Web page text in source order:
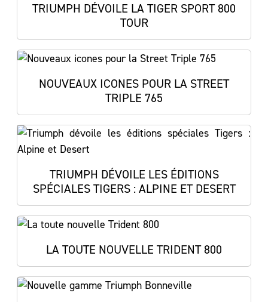
TRIUMPH DÉVOILE LA TIGER SPORT 800
TOUR
NOUVEAUX ICONES POUR LA STREET
TRIPLE 765
TRIUMPH DÉVOILE LES ÉDITIONS
SPÉCIALES TIGERS : ALPINE ET DESERT
LA TOUTE NOUVELLE TRIDENT 800